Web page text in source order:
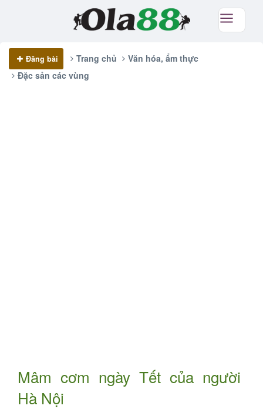
Đăng bài Trang chủ
Văn hóa, ẩm thực
Đặc sản các vùng
Mâm cơm ngày Tết của người
Hà Nội